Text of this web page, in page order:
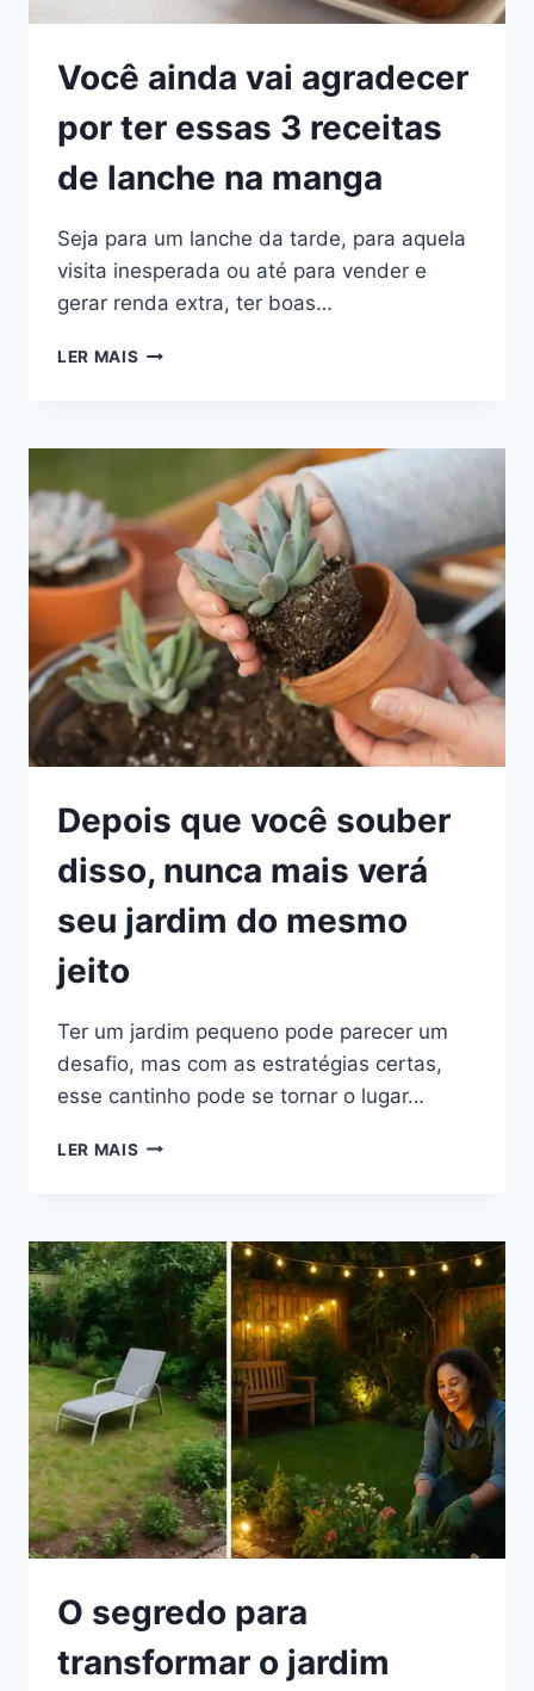
Você ainda vai agradecer
por ter essas 3 receitas
de lanche na manga
Seja para um lanche da tarde, para aquela
visita inesperada ou até para vender e
gerar renda extra, ter boas…
LER MAIS VOCÊ
POR
ESSAS
3
RECEITAS
DE
LANCHE
NA
MANGA
Depois que você souber
disso, nunca mais verá
seu jardim do mesmo
jeito
Ter um jardim pequeno pode parecer um
desafio, mas com as estratégias certas,
esse cantinho pode se tornar o lugar…
LER MAIS DEPOIS
DISSO,
NUNCA
MAIS
VERÁ
SEU
JARDIM
DO
MESMO
JEITO
O segredo para
transformar o jardim